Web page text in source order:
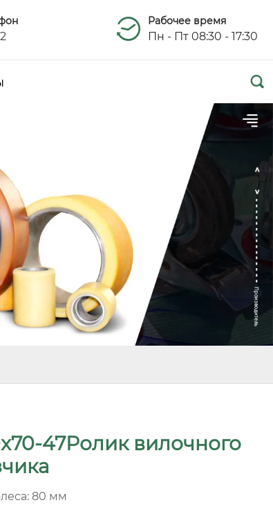
Рабочее время
Пн - Пт 08:30 - 17:30

47Ролик вилочного
80 мм